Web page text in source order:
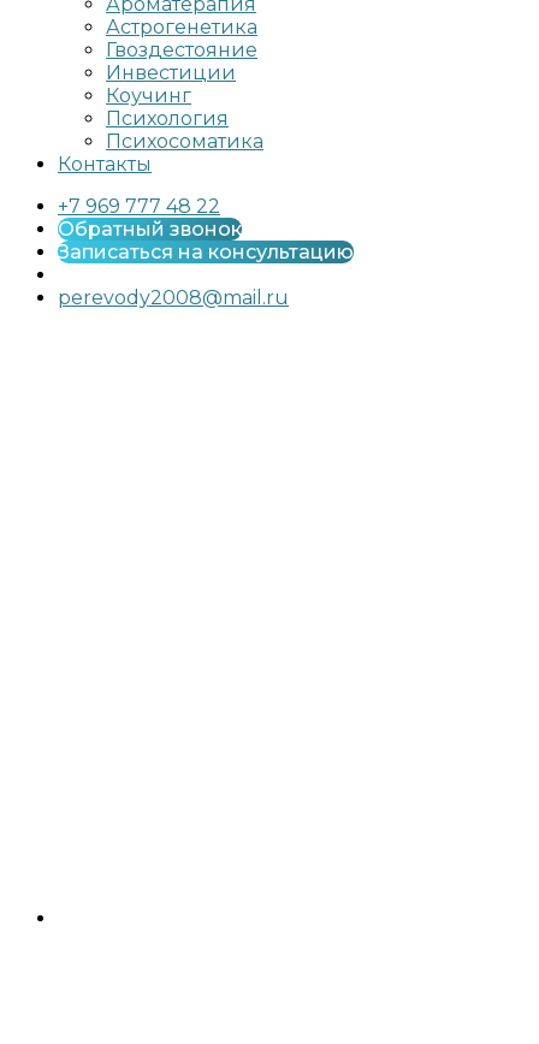
Астрогенетика
Гвоздестояние
Инвестиции
Коучинг
Психология
Психосоматика
Контакты
+7 969 777 48 22
Обратный звонок
Записаться на консультацию
perevody2008@mail.ru